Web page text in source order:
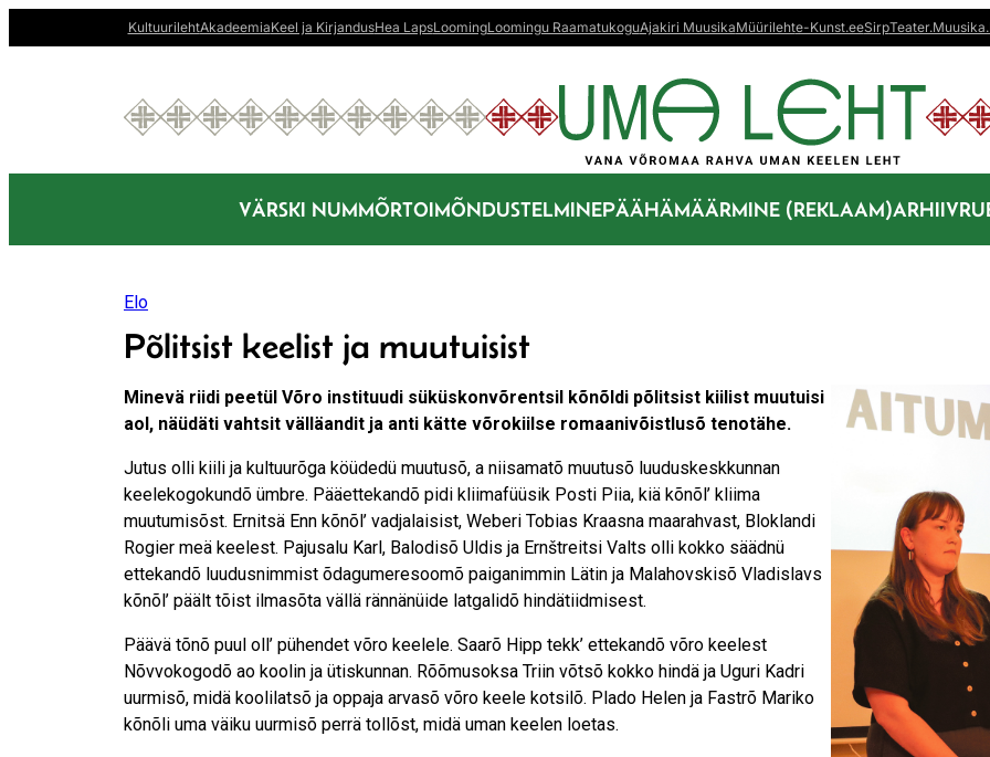
sisu
KultuurilehtAkadeemiaKeel ja KirjandusHea LapsLoomingLoomingu RaamatukoguAjakiri MuusikaMüürilehte-Kunst.eeSirp
VÄRSKI NUMMÕRTOIMÕNDUSTELMINEPÄÄHÄMÄÄRMINE (REKLAAM)ARHIIV
Elo
Põlitsist keelist ja muutuisist
Minevä riidi peetül Võro instituudi süküskonvõrentsil kõnõldi põlitsist kiilist muutuisi
aol, näüdäti vahtsit välläandit ja anti kätte võrokiilse romaanivõistlusõ tenotähe.
Jutus olli kiili ja kultuurõga köüdedü muutusõ, a niisamatõ muutusõ luuduskeskkunnan
keelekogokundõ ümbre. Pääettekandõ pidi kliimafüüsik Posti Piia, kiä kõnõl’ kliima
muutumisõst. Ernitsä Enn kõnõl’ vadjalaisist, Weberi Tobias Kraasna maarahvast, Bloklandi
Rogier meä keelest. Pajusalu Karl, Balodisõ Uldis ja Ernštreitsi Valts olli kokko säädnü
ettekandõ luudusnimmist õdagumeresoomõ paiganimmin Lätin ja Malahovskisõ Vladislavs
kõnõl’ päält tõist ilmasõta vällä rännänüide latgalidõ hindätiidmisest.
Päävä tõnõ puul oll’ pühendet võro keelele. Saarõ Hipp tekk’ ettekandõ võro keelest
Nõvvokogodõ ao koolin ja ütiskunnan. Rõõmusoksa Triin võtsõ kokko hindä ja Uguri Kadri
uurmisõ, midä koolilatsõ ja oppaja arvasõ võro keele kotsilõ. Plado Helen ja Fastrõ Mariko
kõnõli uma väiku uurmisõ perrä tollõst, midä uman keelen loetas.